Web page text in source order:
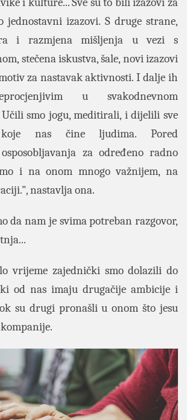
jednostavni izazovi. S druge strane,
i razmjena mišljenja u vezi s
stečena iskustva, šale, novi izazovi
za nastavak aktivnosti. I dalje ih
u svakodnevnom
smo jogu, meditirali, i dijelili sve
nas čine ljudima. Pored
za određeno radno
i na onom mnogo važnijem, na
nastavlja ona.
da nam je svima potreban razgovor,
vrijeme zajednički smo dolazili do
od nas imaju drugačije ambicije i
su drugi pronašli u onom što jesu